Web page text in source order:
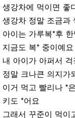
생강차에 먹이면 좋
생강차 정말 조금과
아이는 가루복*후
지금도 복* 중이예요
내 아이가 아퍼서
정말 크나큰 의지가
이거 먹고 빨리나 *
키도 *어요
그래서 꾸준이 먹이